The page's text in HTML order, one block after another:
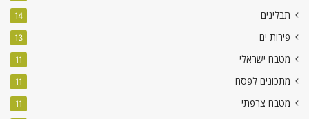
תבלינים 14
פירות ים 13
מטבח ישראלי 11
מתכונים לפסח 11
מטבח צרפתי 11